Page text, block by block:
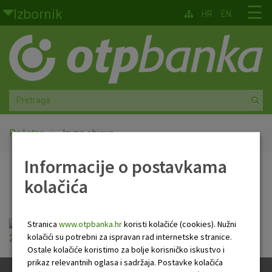
Skoči na glavni sadržaj
Izbornik
Građani
Privatno bankarstvo
Agro
Mala poduzeća i obrtnici
Srednja i velika poduzeća
Globalna tržišta
Faktoring
O nama
☰
HR EN
Početna Javna objava
Javna objava
Javna objava_OTP banka_31 12
2023_FINAL.pdf
Informacije o postavkama
kolačića
Stranica www.otpbanka.hrkoristi kolačiće (cookies). Nužni
kolačići su potrebni za ispravan rad internetske stranice.
Ostale kolačiće koristimo za bolje korisničko iskustvo i
prikaz relevantnih oglasa i sadržaja. Postavke kolačića